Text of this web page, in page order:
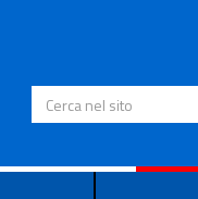
Cerca nel sito